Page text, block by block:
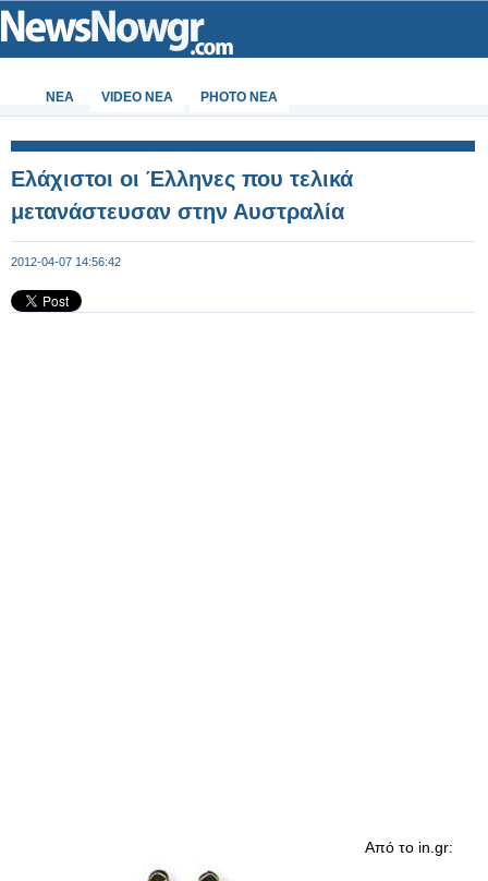
ΝΕΑ VIDEO NEA PHOTO NEA
Ελάχιστοι οι Έλληνες που τελικά
μετανάστευσαν στην Αυστραλία
2012-04-07 14:56:42
Aπό το in.gr: